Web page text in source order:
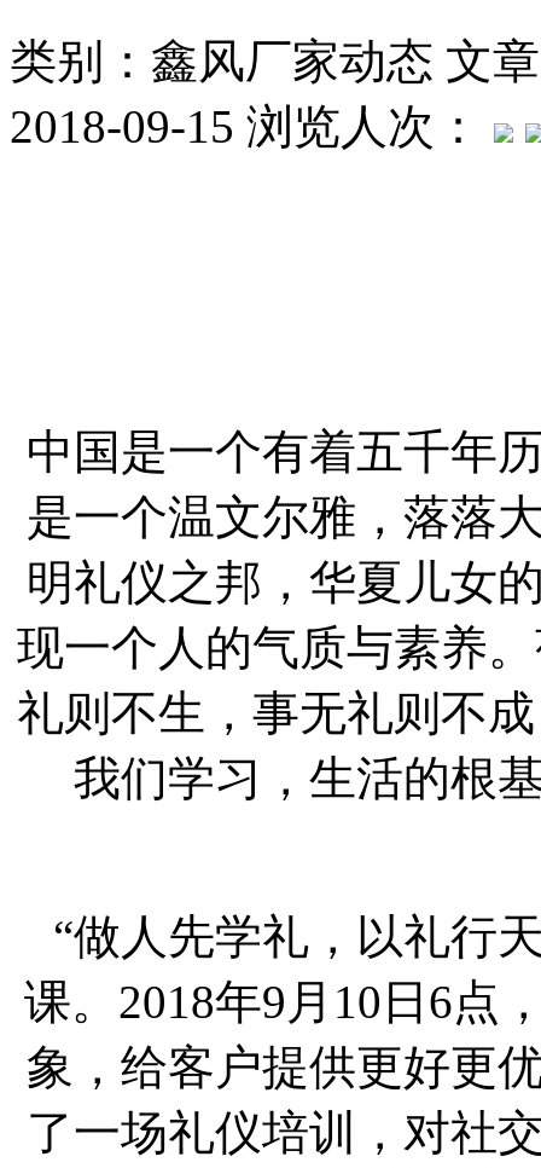
类别：鑫风厂家动态 文
2018-09-15 浏览人次：
中国是一个有着五千年
是一个温文尔雅，落落
明礼仪之邦，华夏儿女
现一个人的气质与素养
礼则不生，事无礼则不
我们学习，生活的根
“做人先学礼，以礼行
课。2018年9月10日6点
象，给客户提供更好更
了一场礼仪培训，对社